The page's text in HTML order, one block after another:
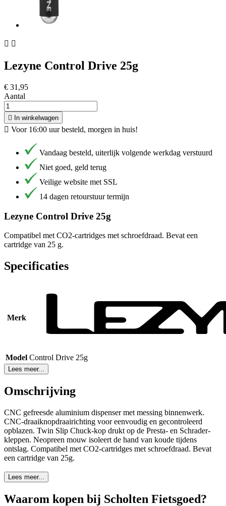
 
Lezyne Control Drive 25g
€ 31,95
Aantal
 In winkelwagen
 Voor 16:00 uur besteld, morgen in huis!
Vandaag besteld, uiterlijk volgende werkdag verstuurd
Niet goed, geld terug
Veilige website met SSL
14 dagen retourstuur termijn
Lezyne Control Drive 25g
Compatibel met CO2-cartridges met schroefdraad. Bevat een
cartridge van 25 g.
Specificaties
Merk
Model Control Drive 25g
Lees meer...
Omschrijving
CNC gefreesde aluminium dispenser met messing binnenwerk.
CNC-draaiknopdraairichting voor eenvoudig en gecontroleerd
opblazen. Twin Slip Chuck-kop drukt op de Presta- en Schrader-
kleppen. Neopreen mouw isoleert de hand van koude tijdens
ontslag. Compatibel met CO2-cartridges met schroefdraad. Bevat
een cartridge van 25g.
Lees meer...
Waarom kopen bij Scholten Fietsgoed?